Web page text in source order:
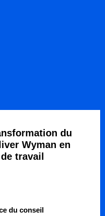
du
Wyman en
travail
du conseil